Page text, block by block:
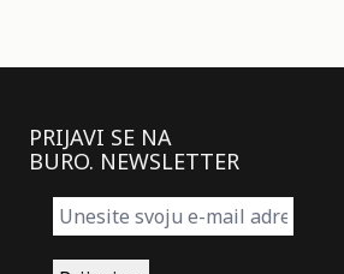
PRIJAVI SE NA
BURO. NEWSLETTER